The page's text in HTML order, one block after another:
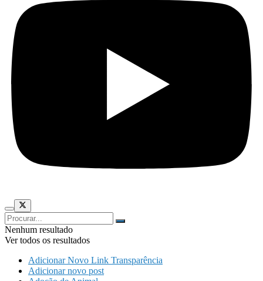
Nenhum resultado
Ver todos os resultados
Adicionar Novo Link Transparência
Adicionar novo post